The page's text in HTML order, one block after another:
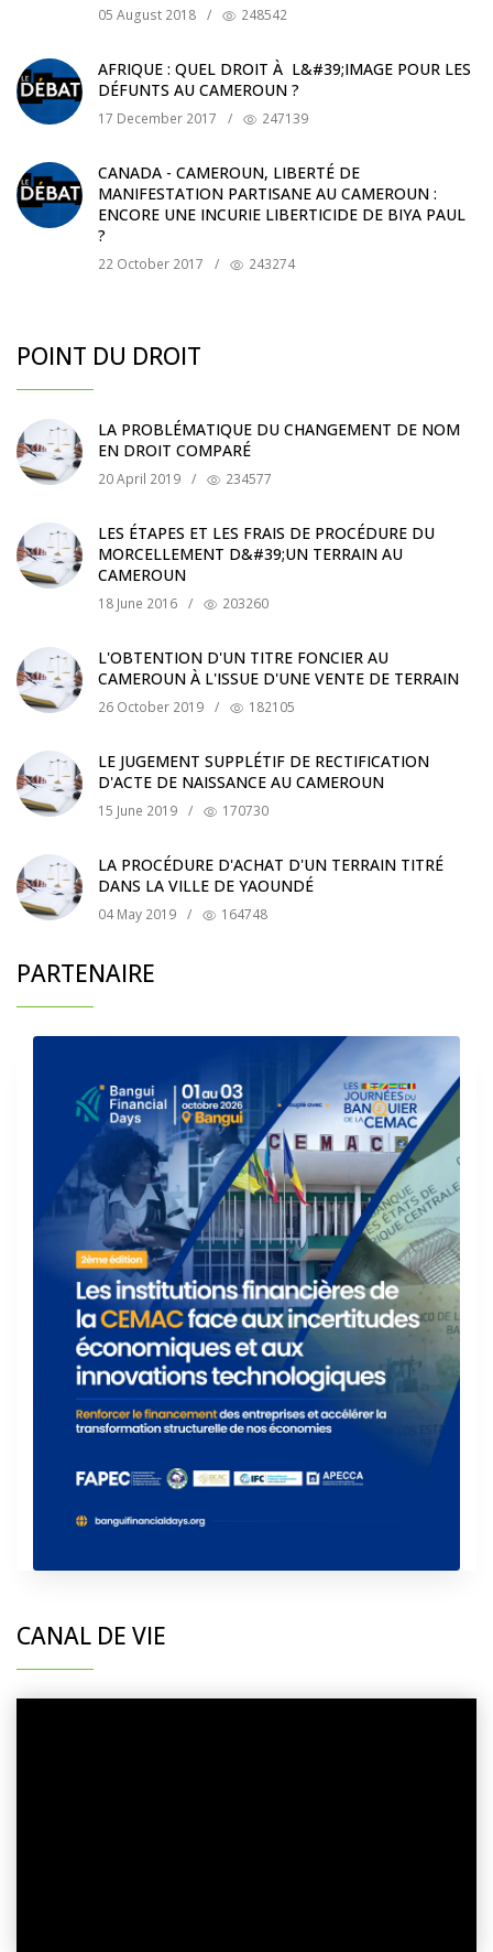
05 August 2018 / 248542
AFRIQUE : QUEL DROIT À L&#39;IMAGE POUR LES
DÉFUNTS AU CAMEROUN ?
17 December 2017 / 247139
CANADA - CAMEROUN, LIBERTÉ DE
MANIFESTATION PARTISANE AU CAMEROUN :
ENCORE UNE INCURIE LIBERTICIDE DE BIYA PAUL
?
22 October 2017 / 243274
POINT DU DROIT
LA PROBLÉMATIQUE DU CHANGEMENT DE NOM
EN DROIT COMPARÉ
20 April 2019 / 234577
LES ÉTAPES ET LES FRAIS DE PROCÉDURE DU
MORCELLEMENT D&#39;UN TERRAIN AU
CAMEROUN
18 June 2016 / 203260
L'OBTENTION D'UN TITRE FONCIER AU
CAMEROUN À L'ISSUE D'UNE VENTE DE TERRAIN
26 October 2019 / 182105
LE JUGEMENT SUPPLÉTIF DE RECTIFICATION
D'ACTE DE NAISSANCE AU CAMEROUN
15 June 2019 / 170730
LA PROCÉDURE D'ACHAT D'UN TERRAIN TITRÉ
DANS LA VILLE DE YAOUNDÉ
04 May 2019 / 164748
PARTENAIRE
CANAL DE VIE